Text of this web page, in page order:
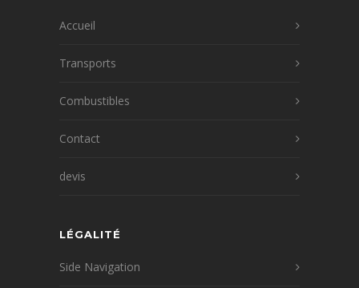
Accueil
Transports
Combustibles
Contact
devis
LÉGALITÉ
Side Navigation